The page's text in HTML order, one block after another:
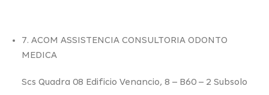
7. ACOM ASSISTENCIA CONSULTORIA ODONTO
MEDICA
Scs Quadra 08 Edificio Venancio, 8 – B60 – 2 Subsolo